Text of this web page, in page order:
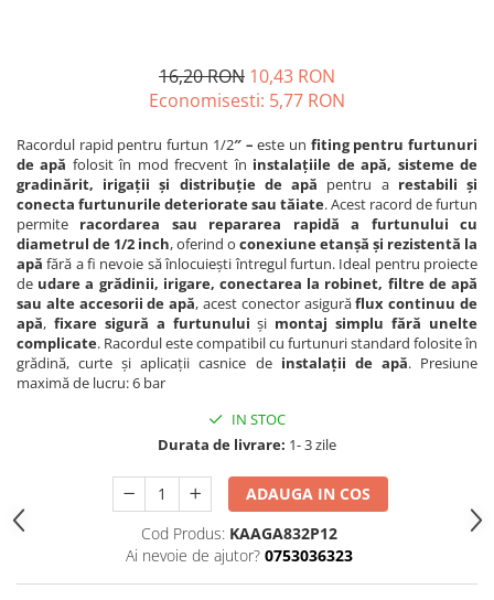
Ingrijire in general
Marcare
Veterinare
Porcine
Adapare
Echipament grajd
Furaje porci
Hranire
Veterinare
Garduri electrice
Alte accesorii
16,20 RON 10,43 RON
Economisesti: 5,77 RON
Racordul rapid pentru furtun 1/2″ –este un fiting pentru furtunuri
de apă folosit în mod frecvent în instalațiile de apă, sisteme de
gradinărit, irigații și distribuție de apă pentru a restabili și
conecta furtunurile deteriorate sau tăiate. Acest racord de furtun
permite racordarea sau
repararea rapidă a furtunului cu
diametrul de 1/2 inch, oferind o conexiune etanșă și rezistentă la
apă fără a fi nevoie să înlocuiești întregul furtun. Ideal pentru proiecte
de udare a grădinii, irigare, conectarea la robinet, filtre de apă
sau alte accesorii de apă, acest conector asigurăflux continuu de
apă, fixare sigură a furtunului și montaj simplu fără unelte
complicate. Racordul este compatibil cu furtunuri standard folosite în
grădină, curte și aplicații casnice de instalații de apă. Presiune
maximă de lucru: 6 bar
IN STOC
Durata de livrare: 1- 3 zile
ADAUGA IN COS
Cod Produs: KAAGA832P12
Ai nevoie de ajutor? 0753036323